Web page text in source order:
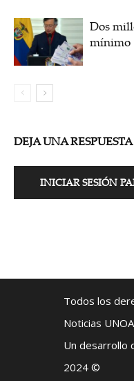
Dos
mínimo
DEJA UNA RESPUESTA
INICIAR SESIÓN
Todos los
Noticias UNOA
Un desarrollo
2024 ©